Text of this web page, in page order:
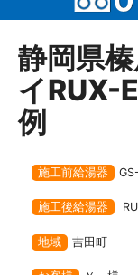
静岡県
イRUX-
例
施工前給湯器
施工後給湯器
地域 吉田町